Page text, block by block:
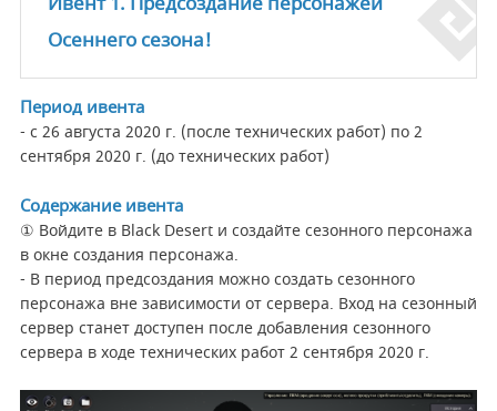
Осеннего сезона!
Период ивента
- с 26 августа 2020 г. (после технических работ) по 2
сентября 2020 г. (до технических работ)
Содержание ивента
① Войдите в Black Desert и создайте сезонного персонажа
в окне создания персонажа.
- В период предсоздания можно создать сезонного
персонажа вне зависимости от сервера. Вход на сезонный
сервер станет доступен после добавления сезонного
сервера в ходе технических работ 2 сентября 2020 г.